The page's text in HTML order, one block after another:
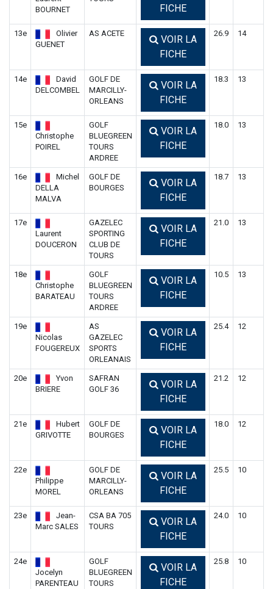
BOURNET
FICHE
13e
Olivier
GUENET
AS ACETE
VOIR LA
FICHE
26.9 14
14e
David
DELCOMBEL
GOLF DE
MARCILLY-
ORLEANS
VOIR LA
FICHE
18.3 13
15e
Christophe
POIREL
GOLF
BLUEGREEN
TOURS
ARDREE
VOIR LA
FICHE
18.0 13
16e
Michel
DELLA
MALVA
GOLF DE
BOURGES
VOIR LA
FICHE
18.7 13
17e
Laurent
DOUCERON
GAZELEC
SPORTING
CLUB DE
TOURS
VOIR LA
FICHE
21.0 13
18e
Christophe
BARATEAU
GOLF
BLUEGREEN
TOURS
ARDREE
VOIR LA
FICHE
10.5 13
19e
Nicolas
FOUGEREUX
AS
GAZELEC
SPORTS
ORLEANAIS
VOIR LA
FICHE
25.4 12
20e
Yvon
BRIERE
SAFRAN
GOLF 36
VOIR LA
FICHE
21.2 12
21e
Hubert
GRIVOTTE
GOLF DE
BOURGES
VOIR LA
FICHE
18.0 12
22e
Philippe
MOREL
GOLF DE
MARCILLY-
ORLEANS
VOIR LA
FICHE
25.5 10
23e
Jean-
Marc SALES
CSA BA 705
TOURS
VOIR LA
FICHE
24.0 10
24e
Jocelyn
PARENTEAU
GOLF
BLUEGREEN
TOURS
VOIR LA
FICHE
25.8 10